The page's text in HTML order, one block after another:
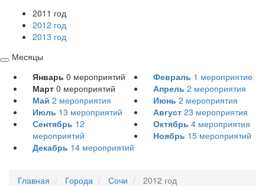
2011 год
2012 год
2013 год
Свернуть
развернуть
Месяцы
Январь 0 мероприятий Февраль 1 мероприятие
Март 0 мероприятий Апрель 2 мероприятия
Май 2 мероприятия Июнь 2 мероприятия
Июль 13 мероприятий Август 23 мероприятия
Сентябрь 12
мероприятий
Октябрь 4 мероприятия
Ноябрь 15 мероприятий
Декабрь 14 мероприятий
Главная Города Сочи 2012 год